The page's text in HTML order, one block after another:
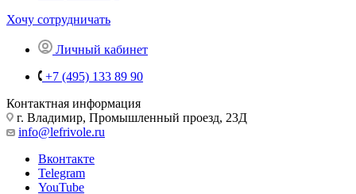
Хочу сотрудничать
Личный кабинет
+7 (495) 133 89 90
Контактная информация
г. Владимир, Промышленный проезд, 23Д
info@lefrivole.ru
Вконтакте
Telegram
YouTube